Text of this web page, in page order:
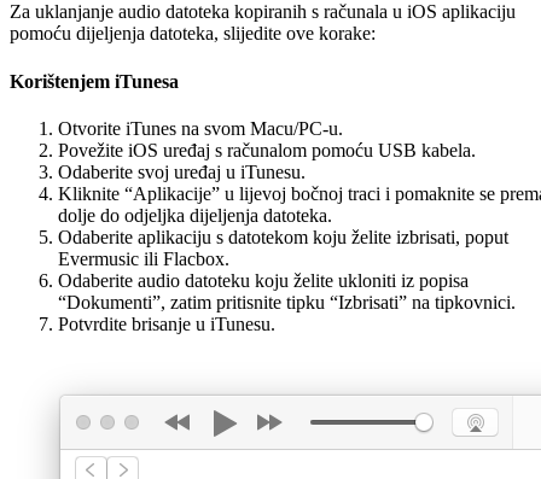
Za uklanjanje audio datoteka kopiranih s računala u iOS aplikaciju
pomoću dijeljenja datoteka, slijedite ove korake:
Korištenjem iTunesa
Otvorite iTunes na svom Macu/PC-u.
Povežite iOS uređaj s računalom pomoću USB kabela.
Odaberite svoj uređaj u iTunesu.
Kliknite “Aplikacije” u lijevoj bočnoj traci i pomaknite se
dolje do odjeljka dijeljenja datoteka.
Odaberite aplikaciju s datotekom koju želite izbrisati, poput
Evermusic ili Flacbox.
Odaberite audio datoteku koju želite ukloniti iz popisa
“Dokumenti”, zatim pritisnite tipku “Izbrisati” na tipkovnici.
Potvrdite brisanje u iTunesu.